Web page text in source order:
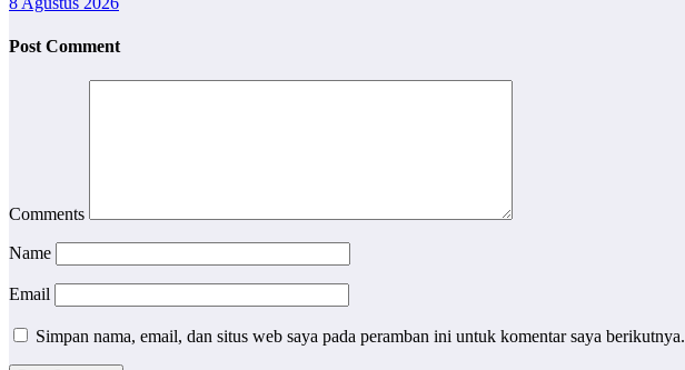
Post Comment
Comments
Name
Email
Simpan nama, email, dan situs web saya pada peramban ini untuk komentar saya berikutnya.